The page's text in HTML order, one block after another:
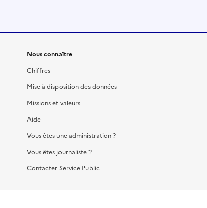
Nous connaître
Chiffres
Mise à disposition des données
Missions et valeurs
Aide
Vous êtes une administration ?
Vous êtes journaliste ?
Contacter Service Public